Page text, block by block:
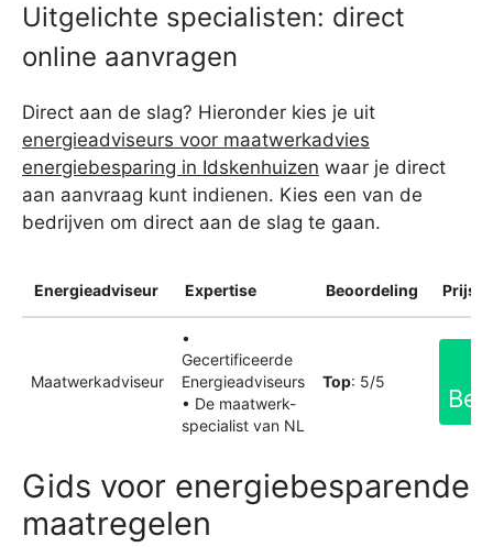
Uitgelichte specialisten: direct
online aanvragen
Direct aan de slag? Hieronder kies je uit
energieadviseurs voor maatwerkadvies
energiebesparing in Idskenhuizen waar je direct
aan aanvraag kunt indienen. Kies een van de
bedrijven om direct aan de slag te gaan.
Energieadviseur Expertise Beoordeling
Maatwerkadviseur
•
Gecertificeerde
Energieadviseurs
• De maatwerk-
specialist van NL
Top: 5/5
Gids voor energiebesparende
maatregelen